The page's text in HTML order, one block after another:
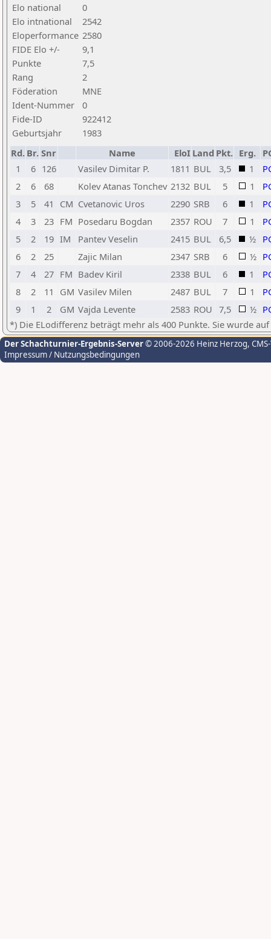
Elo national
0
Elo intnational
2542
Eloperformance 2580
FIDE Elo +/-
9,1
Punkte
7,5
Rang
2
Föderation
MNE
Ident-Nummer
0
Fide-ID
922412
Geburtsjahr
1983
Rd. Br. Snr Name EloI Land Pkt. Erg.
1
6 126 Vasilev Dimitar P. 1811 BUL 3,5 1
2
6 68 Kolev Atanas Tonchev 2132 BUL 5 1
3
5 41 CM Cvetanovic Uros 2290 SRB 6 1
4
3 23 FM Posedaru Bogdan 2357 ROU 7 1
5
2 19 IM Pantev Veselin 2415 BUL 6,5 ½
6
2 25 Zajic Milan 2347 SRB 6 ½
7
4 27 FM Badev Kiril 2338 BUL 6 1
8
2 11 GM Vasilev Milen 2487 BUL 7 1
9
1 2 GM Vajda Levente 2583 ROU 7,5 ½
*) Die ELodifferenz beträgt mehr als 400 Punkte. Sie wurde
Der Schachturnier-Ergebnis-Server© 2006-2026 Heinz Herzog,
Impressum / Nutzungsbedingungen